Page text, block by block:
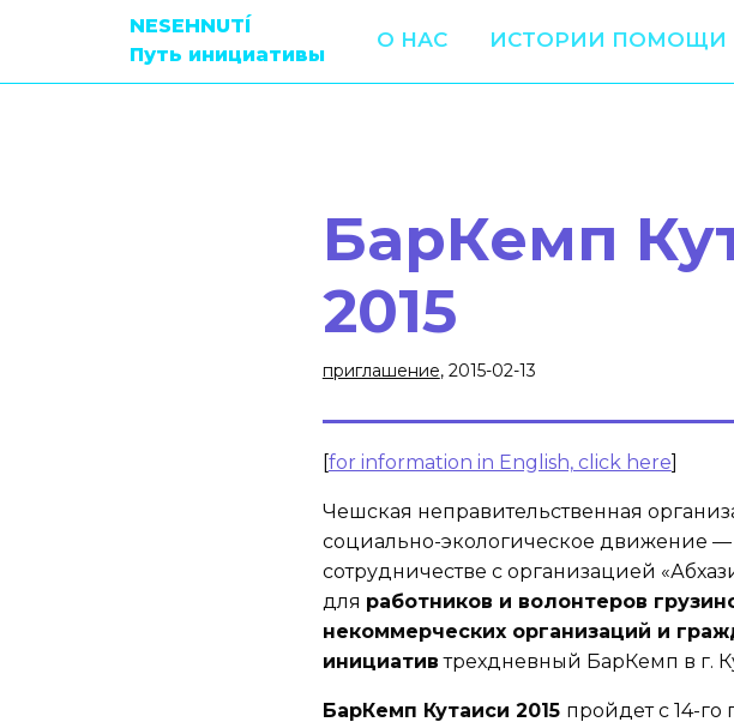
NESEHNUTÍ
Путь инициативы
О НАС ИСТОРИИ ПОМОЩИ
БарКемп
2015
приглашение, 2015-02-13
[for information in English, click here]
Чешская неправительственная
социально-экологическое движение —
сотрудничестве с организацией
для работников и волонтеров
некоммерческих организаций и
инициатив трехдневный БарКемп в г.
БарКемп Кутаиси 2015 пройдет с 14-го